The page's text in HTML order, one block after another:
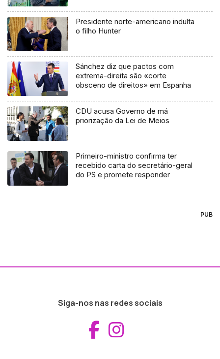
Presidente norte-americano indulta
o filho Hunter
Sánchez diz que pactos com
extrema-direita são «corte
obsceno de direitos» em Espanha
CDU acusa Governo de má
priorização da Lei de Meios
Primeiro-ministro confirma ter
recebido carta do secretário-geral
do PS e promete responder
PUB
Siga-nos nas redes sociais
Aceder ao